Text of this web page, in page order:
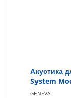
Акустика
System
GENEVA